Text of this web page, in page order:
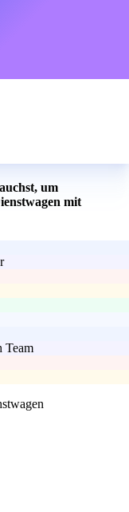
um
mit
Team